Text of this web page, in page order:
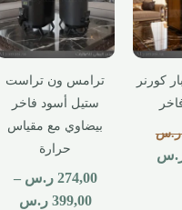
كورنر
ر.س
ترامس ون تراست
ستيل أسود فاخر
بيضاوي مع مقياس
حرارة
274,00 ر.س –
399,00 ر.س